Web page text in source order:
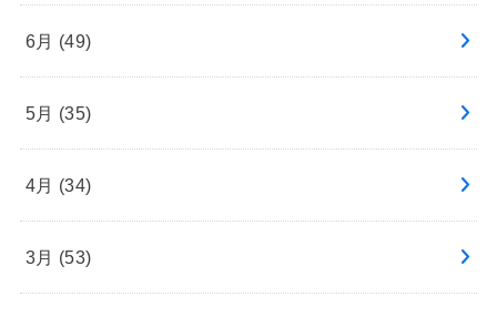
6月 (49)
5月 (35)
4月 (34)
3月 (53)